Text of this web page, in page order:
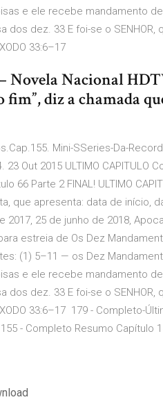
e ele recebe mandamento de
dos dez. 33 E foi-se o SENHOR,
33:6–17
Novela Nacional
diz a chamada
Mini-SSeries-Da-
Out 2015 ULTIMO CAPITULO
66 Parte 2 FINAL! ULTIMO
que apresenta: data de início,
25 de junho de 2018,
estreia de Os Dez
(1) 5–11 — os Dez
e ele recebe mandamento de
dos dez. 33 E foi-se o SENHOR,
33:6–17 179 - Completo-
155 - Completo Resumo Capítulo